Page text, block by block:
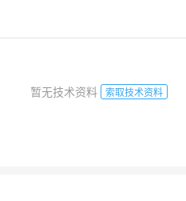
暂无技术资料 索取技术资料